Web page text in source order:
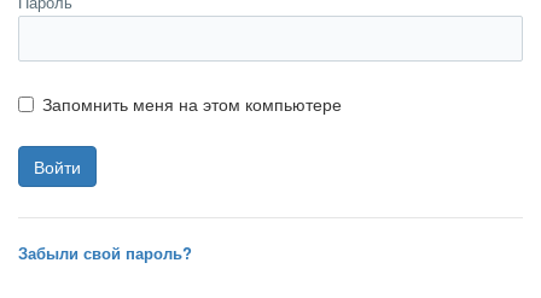
Запомнить меня на этом компьютере
Забыли свой пароль?